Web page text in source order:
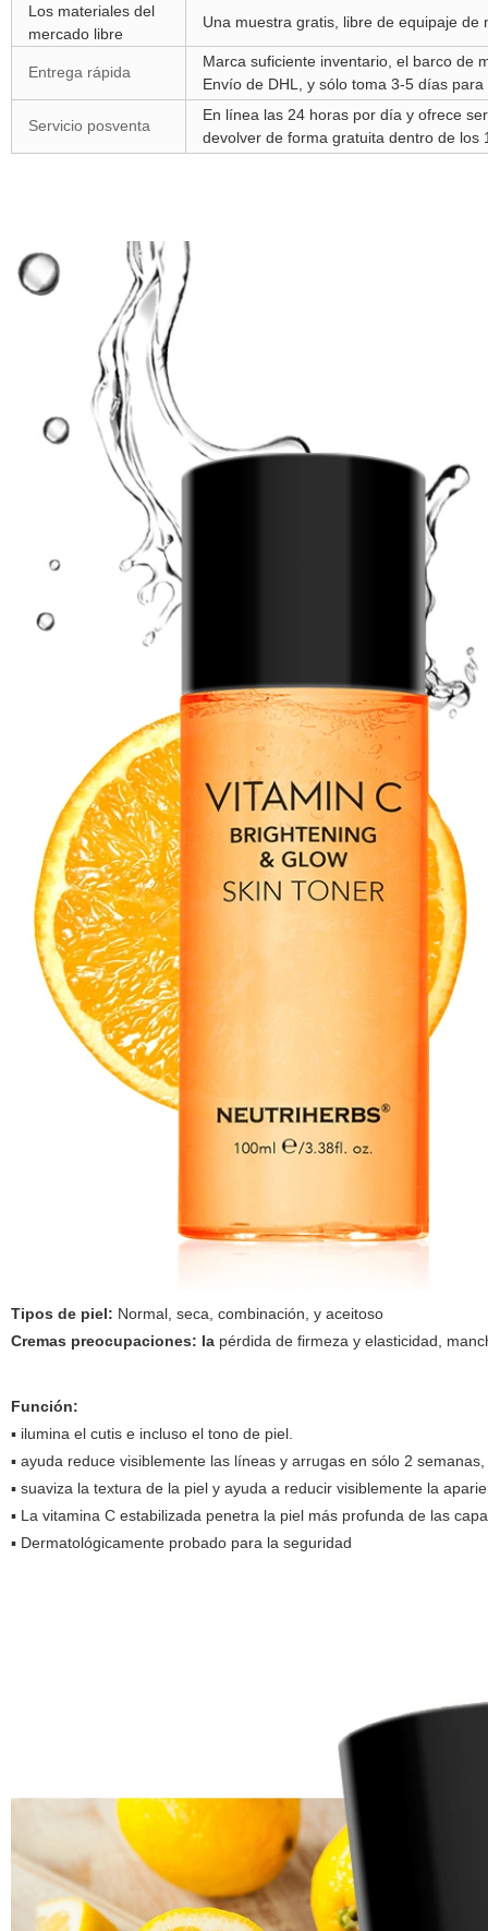
Los materiales del
mercado libre
Una muestra gratis, libre de equipaje
Entrega rápida
Marca suficiente inventario, el barco de
Envío de DHL, y sólo toma 3-5 días
Servicio posventa
En línea las 24 horas por día y ofrece
devolver de forma gratuita dentro de los
Tipos de piel: Normal, seca, combinación, y aceitoso
Cremas preocupaciones: lapérdida de firmeza y elasticidad,
Función:
▪ ilumina el cutis e incluso el tono de piel.
▪ ayuda reduce visiblemente las líneas y arrugas en sólo 2
▪ suaviza la textura de la piel y ayuda a reducir visiblemente la
▪ La vitamina C estabilizada penetra la piel más profunda de las
▪ Dermatológicamente probado para la seguridad